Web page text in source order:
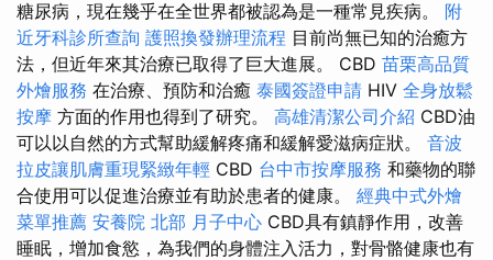
糖尿病，現在幾乎在全世界都被認為是一種常見疾病。 附
近牙科診所查詢 護照換發辦理流程 目前尚無已知的治癒方
法，但近年來其治療已取得了巨大進展。 CBD 苗栗高品質
外燴服務 在治療、預防和治癒 泰國簽證申請 HIV 全身放鬆
按摩 方面的作用也得到了研究。 高雄清潔公司介紹 CBD油
可以以自然的方式幫助緩解疼痛和緩解愛滋病症狀。 音波
拉皮讓肌膚重現緊緻年輕 CBD 台中市按摩服務 和藥物的聯
合使用可以促進治療並有助於患者的健康。 經典中式外燴
菜單推薦 安養院 北部 月子中心 CBD具有鎮靜作用，改善
睡眠，增加食慾，為我們的身體注入活力，對骨骼健康也有